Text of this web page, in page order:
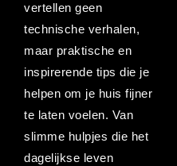
vertellen geen
technische verhalen,
maar praktische en
inspirerende tips die je
helpen om je huis fijner
te laten voelen. Van
slimme hulpjes die het
dagelijkse leven